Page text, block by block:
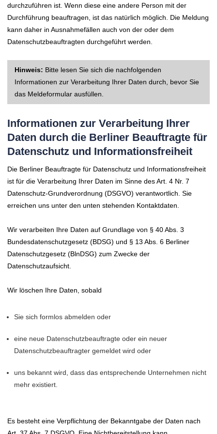
durchzuführen ist. Wenn diese eine andere Person mit der
Durchführung beauftragen, ist das natürlich möglich. Die Meldung
kann daher in Ausnahmefällen auch von der oder dem
Datenschutzbeauftragten durchgeführt werden.
Hinweis: Bitte lesen Sie sich die nachfolgenden
Informationen zur Verarbeitung Ihrer Daten durch, bevor Sie
das Meldeformular ausfüllen.
Informationen zur Verarbeitung Ihrer
Daten durch die Berliner Beauftragte für
Datenschutz und Informationsfreiheit
Die Berliner Beauftragte für Datenschutz und Informationsfreiheit
ist für die Verarbeitung Ihrer Daten im Sinne des Art. 4 Nr. 7
Datenschutz-Grundverordnung (DSGVO) verantwortlich. Sie
erreichen uns unter den unten stehenden Kontaktdaten.
Wir verarbeiten Ihre Daten auf Grundlage von § 40 Abs. 3
Bundesdatenschutzgesetz (BDSG) und § 13 Abs. 6 Berliner
Datenschutzgesetz (BlnDSG) zum Zwecke der
Datenschutzaufsicht.
Wir löschen Ihre Daten, sobald
Sie sich formlos abmelden oder
eine neue Datenschutzbeauftragte oder ein neuer
Datenschutzbeauftragter gemeldet wird oder
uns bekannt wird, dass das entsprechende Unternehmen nicht
mehr existiert.
Es besteht eine Verpflichtung der Bekanntgabe der Daten nach